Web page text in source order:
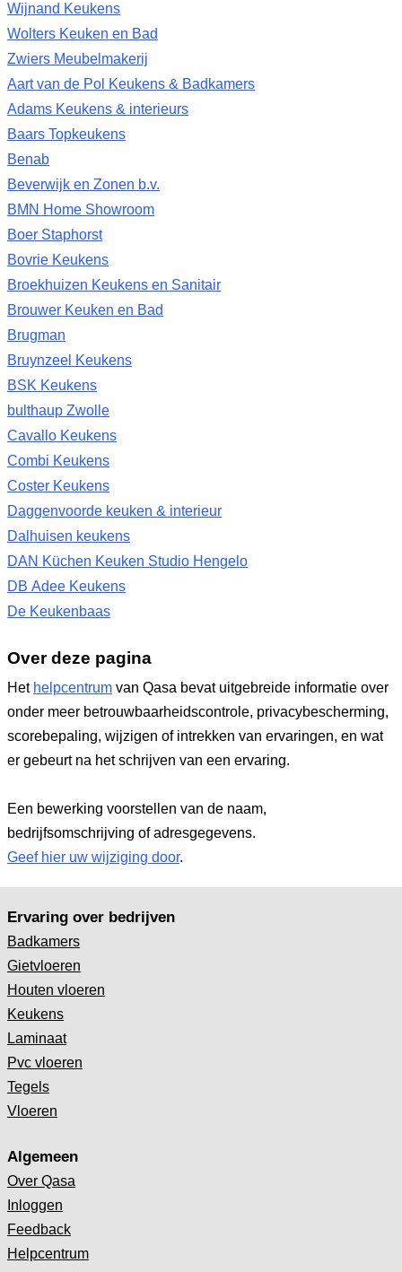
Wijnand Keukens
Wolters Keuken en Bad
Zwiers Meubelmakerij
Aart van de Pol Keukens & Badkamers
Adams Keukens & interieurs
Baars Topkeukens
Benab
Beverwijk en Zonen b.v.
BMN Home Showroom
Boer Staphorst
Bovrie Keukens
Broekhuizen Keukens en Sanitair
Brouwer Keuken en Bad
Brugman
Bruynzeel Keukens
BSK Keukens
bulthaup Zwolle
Cavallo Keukens
Combi Keukens
Coster Keukens
Daggenvoorde keuken & interieur
Dalhuisen keukens
DAN Küchen Keuken Studio Hengelo
DB Adee Keukens
De Keukenbaas
Over deze pagina
Het helpcentrum van Qasa bevat uitgebreide informatie over
onder meer betrouwbaarheidscontrole, privacybescherming,
scorebepaling, wijzigen of intrekken van ervaringen, en wat
er gebeurt na het schrijven van een ervaring.
Een bewerking voorstellen van de naam,
bedrijfsomschrijving of adresgegevens.
Geef hier uw wijziging door.
Ervaring over bedrijven
Badkamers
Gietvloeren
Houten vloeren
Keukens
Laminaat
Pvc vloeren
Tegels
Vloeren
Algemeen
Over Qasa
Inloggen
Feedback
Helpcentrum